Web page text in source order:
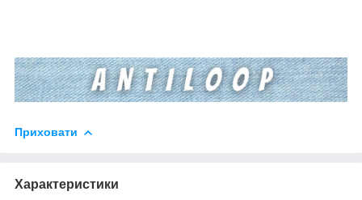
Приховати
Характеристики